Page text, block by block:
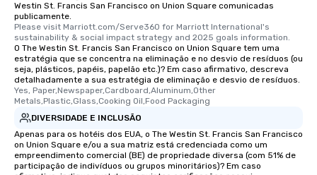
convenient outing,
and your guests
discovered otherwise
at a typical corporate
selected dishes are
high standards to
delight any palate. Tours Available
Westin St. Francis San Francisco on Union Square comunicadas
publicamente.
Please visit Marriott.com/Serve360 for Marriott International's
sustainability & social impact strategy and 2025 goals information.
O The Westin St. Francis San Francisco on Union Square tem uma
estratégia que se concentra na eliminação e no desvio de resíduos (ou
seja, plásticos, papéis, papelão etc.)? Em caso afirmativo, descreva
detalhadamente a sua estratégia de eliminação e desvio de resíduos.
Yes, Paper,Newspaper,Cardboard,Aluminum,Other
Metals,Plastic,Glass,Cooking Oil,Food Packaging
DIVERSIDADE E INCLUSÃO
Apenas para os hotéis dos EUA, o The Westin St. Francis San Francisco
on Union Square e/ou a sua matriz está credenciada como um
empreendimento comercial (BE) de propriedade diversa (com 51% de
participação de indivíduos ou grupos minoritários)? Em caso